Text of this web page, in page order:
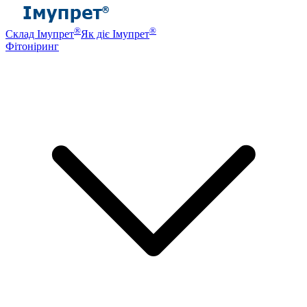
Склад Імупрет®Як діє Імупрет®
Фітоніринг